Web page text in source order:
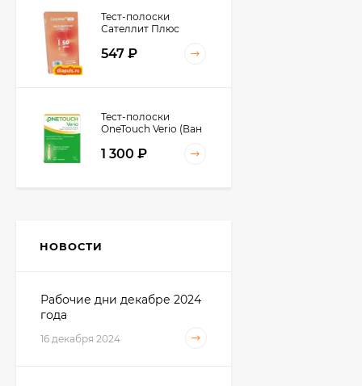
Тест-полоски
Сателлит Плюс
547 ₽
Тест-полоски
OneTouch Verio (Ван
100 штук в упаковке
1 300 ₽
ланцетами и без
НОВОСТИ
Рабочие дни декабре 2024
года
16 декабря 2024